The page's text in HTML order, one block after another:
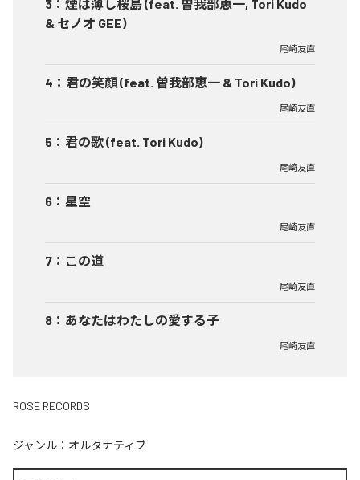
3 ： 煙は薄し桜島 (feat. 曽我部恵一, Tori Kudo
& セノオ GEE)
尾崎友直
4 ： 君の笑顔 (feat. 曽我部恵一 & Tori Kudo)
尾崎友直
5 ： 君の歌 (feat. Tori Kudo)
尾崎友直
6 ： 星空
尾崎友直
7 ： この道
尾崎友直
8 ： あなたはわたしの愛する子
尾崎友直
ROSE RECORDS
ジャンル： オルタナティブ